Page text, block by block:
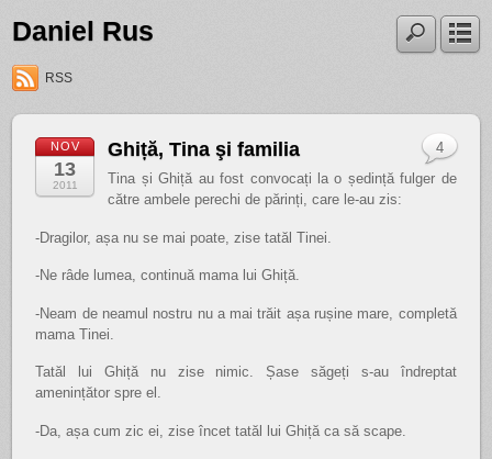
Daniel Rus
RSS
NOV
13
2011
Ghiță, Tina şi familia
Tina și Ghiță au fost convocați la o ședință fulger de
către ambele perechi de părinți, care le-au zis:
-Dragilor, așa nu se mai poate, zise tatăl Tinei.
-Ne râde lumea, continuă mama lui Ghiță.
-Neam de neamul nostru nu a mai trăit așa rușine mare, completă
mama Tinei.
Tatăl lui Ghiță nu zise nimic. Șase săgeți s-au îndreptat
amenințător spre el.
-Da, așa cum zic ei, zise încet tatăl lui Ghiță ca să scape.
4